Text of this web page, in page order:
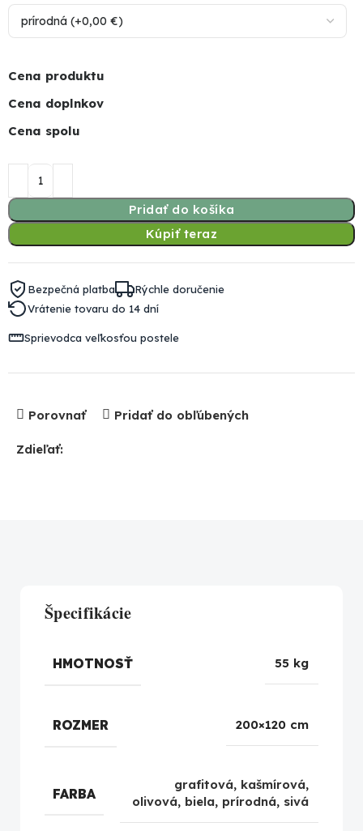
Cena produktu
Cena doplnkov
Cena spolu
Pridať do košíka
Kúpiť teraz
Bezpečná platba
Rýchle doručenie
Vrátenie tovaru do 14 dní
Sprievodca veľkosťou postele
Porovnať Pridať do obľúbených
Zdieľať:
Špecifikácie
HMOTNOSŤ 55 kg
ROZMER 200×120 cm
FARBA
grafitová, kašmírová,
olivová, biela, prírodná, sivá